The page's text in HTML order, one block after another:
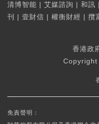
清博智能 | 艾媒諮詢 | 和訊 |
刊
| 壹財信 | 權衡財經 | 攬
香港政
Copyright
免責聲明：